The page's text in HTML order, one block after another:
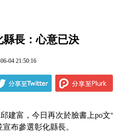
長：心意已決
04 21:50:16
富，今日再次於臉書上po文“
布參選彰化縣長。